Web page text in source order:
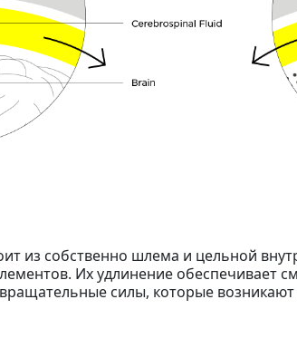
из собственно шлема и цельной
Их удлинение обеспечивает
силы, которые